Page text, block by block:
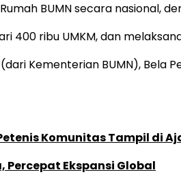
Rumah BUMN secara nasional,
400 ribu UMKM, dan
Kementerian BUMN), Bela
Komunitas Tampil di
Percepat Ekspansi Global